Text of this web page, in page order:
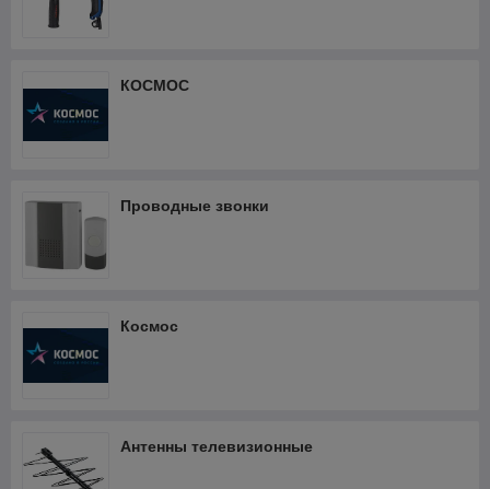
КОСМОС
Проводные звонки
Космос
Антенны телевизионные